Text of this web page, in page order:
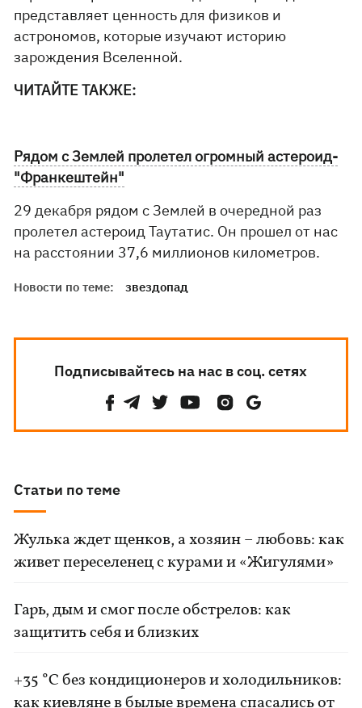
представляет ценность для физиков и
астрономов, которые изучают историю
зарождения Вселенной.
ЧИТАЙТЕ ТАКЖЕ:
Рядом с Землей пролетел огромный астероид-
"Франкештейн"
29 декабря рядом с Землей в очередной раз
пролетел астероид Таутатис. Он прошел от нас
на расстоянии 37,6 миллионов километров.
Новости по теме: звездопад
Подписывайтесь на нас в соц. сетях
Статьи по теме
Жулька ждет щенков, а хозяин – любовь: как
живет переселенец с курами и «Жигулями»
Гарь, дым и смог после обстрелов: как
защитить себя и близких
+35 °C без кондиционеров и холодильников:
как киевляне в былые времена спасались от